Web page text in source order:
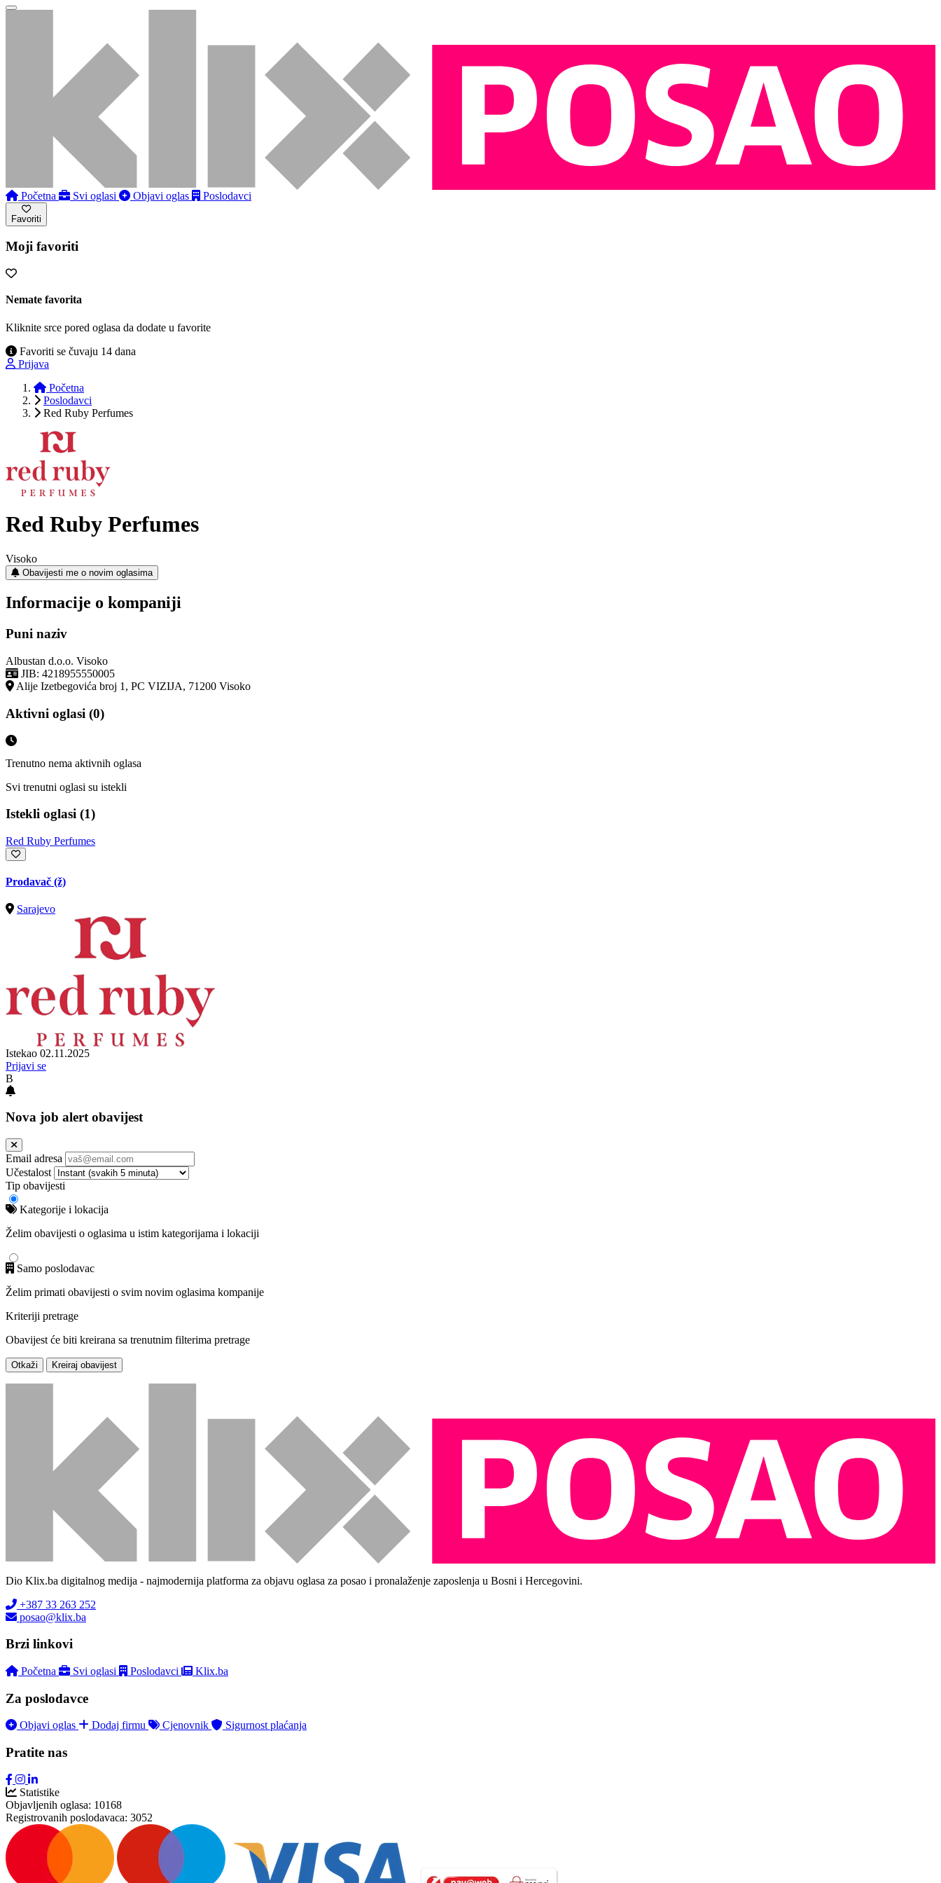
Početna Svi oglasi Objavi oglas Poslodavci
Favoriti
Moji favoriti
Nemate favorita
Kliknite srce pored oglasa da dodate u favorite
Favoriti se čuvaju 14 dana
Prijava
Početna
Poslodavci
Red Ruby Perfumes
Red Ruby Perfumes
Visoko
Obavijesti me o novim oglasima
Informacije o kompaniji
Puni naziv
Albustan d.o.o. Visoko
JIB: 4218955550005
Alije Izetbegovića broj 1, PC VIZIJA, 71200 Visoko
Aktivni oglasi (0)
Trenutno nema aktivnih oglasa
Svi trenutni oglasi su istekli
Istekli oglasi (1)
Red Ruby Perfumes
Prodavač (ž)
Sarajevo
Istekao 02.11.2025
Prijavi se
B
Nova job alert obavijest
Email adresa
Učestalost
Tip obavijesti
Kategorije i lokacija
Želim obavijesti o oglasima u istim kategorijama i lokaciji
Samo poslodavac
Želim primati obavijesti o svim novim oglasima kompanije
Kriteriji pretrage
Obavijest će biti kreirana sa trenutnim filterima pretrage
Otkaži Kreiraj obavijest
Dio Klix.ba digitalnog medija - najmodernija platforma za objavu oglasa za posao i pronalaženje zaposlenja u Bosni i Hercegovini.
+387 33 263 252
posao@klix.ba
Brzi linkovi
Početna Svi oglasi Poslodavci Klix.ba
Za poslodavce
Objavi oglas Dodaj firmu Cjenovnik Sigurnost plaćanja
Pratite nas
Statistike
Objavljenih oglasa: 10168
Registrovanih poslodavaca: 3052